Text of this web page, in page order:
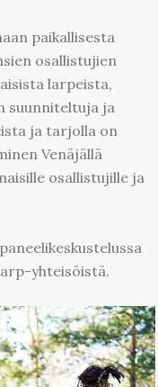
paikallisesta
osallistujien
larpeista,
suunniteltuja ja
ja tarjolla on
Venäjällä
osallistujille ja
yhteisöistä.